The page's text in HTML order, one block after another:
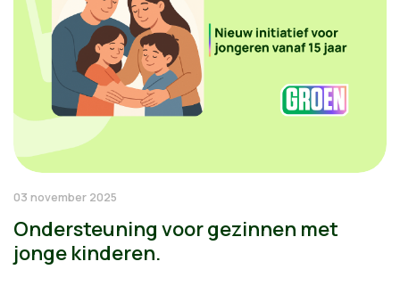
03 november 2025
Ondersteuning voor gezinnen met
jonge kinderen.